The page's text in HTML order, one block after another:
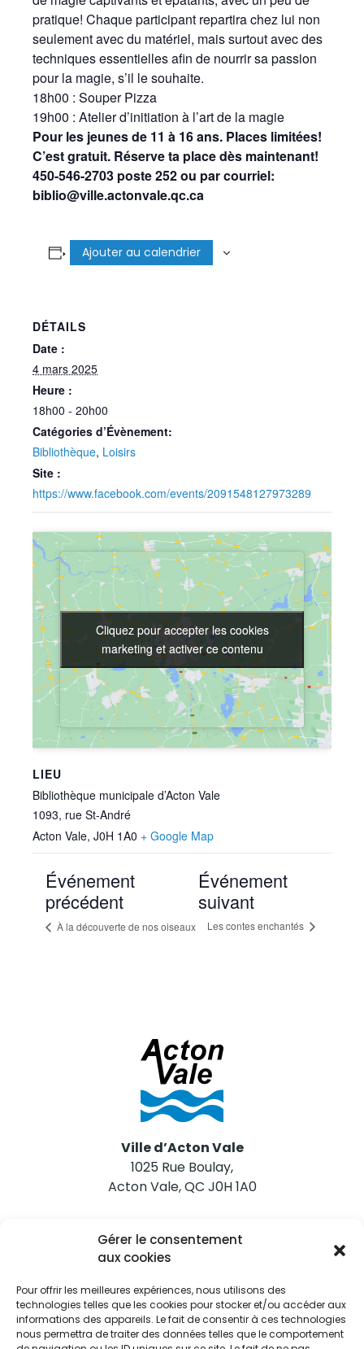
Gérer le consentement
aux cookies
Pour offrir les meilleures expériences, nous utilisons des
technologies telles que les cookies pour stocker et/ou accéder aux
informations des appareils. Le fait de consentir à ces technologies
nous permettra de traiter des données telles que le comportement
pratique! Chaque participant repartira chez lui non
seulement avec du matériel, mais surtout avec des
techniques essentielles afin de nourrir sa passion
pour la magie, s’il le souhaite.
18h00 : Souper Pizza
19h00 : Atelier d’initiation à l’art de la magie
Pour les jeunes de 11 à 16 ans. Places limitées!
C’est gratuit. Réserve ta place dès maintenant!
450-546-2703 poste 252 ou par courriel:
biblio@ville.actonvale.qc.ca
Ajouter au calendrier
DÉTAILS
Date :
4 mars 2025
Heure :
18h00 - 20h00
Catégories d’Évènement:
Bibliothèque, Loisirs
Site :
https://www.facebook.com/events/2091548127973289
LIEU
Bibliothèque municipale d’Acton Vale
1093, rue St-André
Acton Vale, J0H 1A0 + Google Map
Cliquez pour accepter les cookies
marketing et activer ce contenu
Cliquez pour accepter les cookies
marketing et activer ce contenu
Événement
précédent
À la découverte de nos oiseaux
Événement
suivant
Les contes enchantés
Ville d’Acton Vale
1025 Rue Boulay,
Acton Vale, QC J0H 1A0
Nous joindre
Tél. 450 546-2703